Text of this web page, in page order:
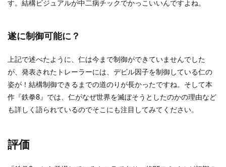
な前
4
まと
す。結構ビジュアルが中二病チックでかっこいいんですよね。
遂に制御可能に？
上記で述べたように、仁は今まで制御ができていませんでした
が、発表されたトレーラーには、デビル因子を制御している仁の
姿が！結構制御できるまでの道のりが長かったですね。そして本
作『鉄拳8』では、仁がなぜ世界を滅ぼそうとしたのかの理由など
も詳しく語られているのでそこにも注目してみてください。
評価